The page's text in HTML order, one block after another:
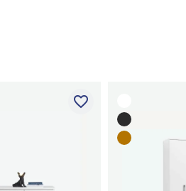
favorite_border